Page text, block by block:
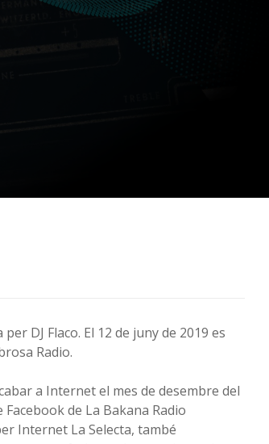
DJ Flaco. El 12 de juny de 2019 es
Radio.
a Internet el mes de desembre del
de La Bakana Radio
Internet La Selecta, també